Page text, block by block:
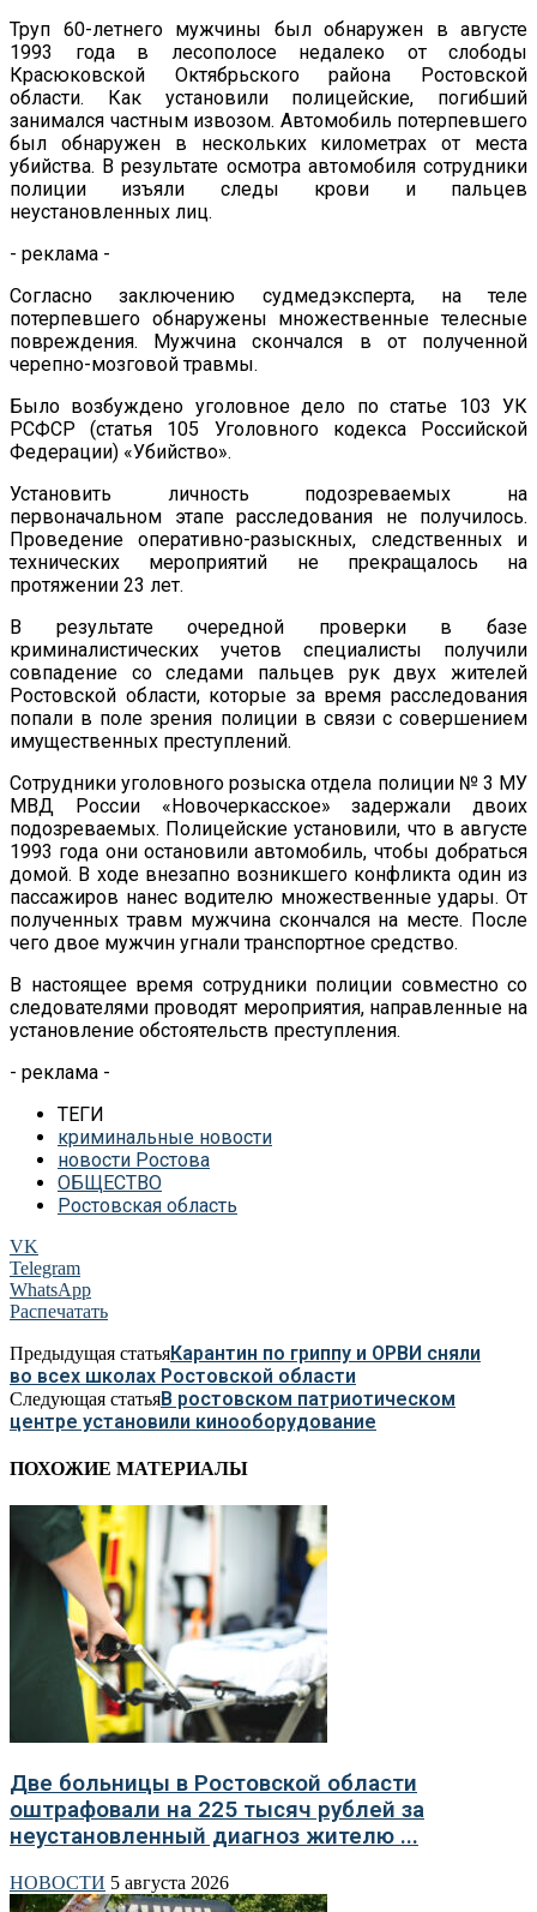
Труп 60-летнего мужчины был обнаружен в августе
1993 года в лесополосе недалеко от слободы
Красюковской Октябрьского района Ростовской
области. Как установили полицейские, погибший
занимался частным извозом. Автомобиль потерпевшего
был обнаружен в нескольких километрах от места
убийства. В результате осмотра автомобиля сотрудники
полиции изъяли следы крови и пальцев
неустановленных лиц.
- реклама -
Согласно заключению судмедэксперта, на теле
потерпевшего обнаружены множественные телесные
повреждения. Мужчина скончался в от полученной
черепно-мозговой травмы.
Было возбуждено уголовное дело по статье 103 УК
РСФСР (статья 105 Уголовного кодекса Российской
Федерации) «Убийство».
Установить личность подозреваемых на
первоначальном этапе расследования не получилось.
Проведение оперативно-разыскных, следственных и
технических мероприятий не прекращалось на
протяжении 23 лет.
В результате очередной проверки в базе
криминалистических учетов специалисты получили
совпадение со следами пальцев рук двух жителей
Ростовской области, которые за время расследования
попали в поле зрения полиции в связи с совершением
имущественных преступлений.
Сотрудники уголовного розыска отдела полиции № 3 МУ
МВД России «Новочеркасское» задержали двоих
подозреваемых. Полицейские установили, что в августе
1993 года они остановили автомобиль, чтобы добраться
домой. В ходе внезапно возникшего конфликта один из
пассажиров нанес водителю множественные удары. От
полученных травм мужчина скончался на месте. После
чего двое мужчин угнали транспортное средство.
В настоящее время сотрудники полиции совместно со
следователями проводят мероприятия, направленные на
установление обстоятельств преступления.
- реклама -
ТЕГИ
криминальные новости
новости Ростова
ОБЩЕСТВО
Ростовская область
VK
Telegram
WhatsApp
Распечатать
Предыдущая статьяКарантин по гриппу и ОРВИ сняли
во всех школах Ростовской области
Следующая статьяВ ростовском патриотическом
центре установили кинооборудование
ПОХОЖИЕ МАТЕРИАЛЫ
Две больницы в Ростовской области
оштрафовали на 225 тысяч рублей за
неустановленный диагноз жителю ...
НОВОСТИ 5 августа 2026